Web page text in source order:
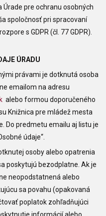
pre ochranu osobných
spoločnosť pri spracovaní
s GDPR (čl. 77 GDPR).
ÚRADU
právami je dotknutá osoba
emailom na adresu
alebo formou doporučeného
Knižnica pre mládež mesta
Do predmetu emailu aj listu je
údaje“.
osoby alebo opatrenia
poskytujú bezodplatne. Ak je
neopodstatnená alebo
sa povahu (opakovaná
poplatok zohľadňujúci